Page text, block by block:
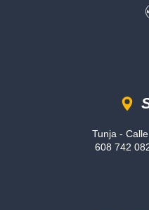
Tunja -
608 742